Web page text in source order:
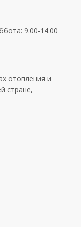
9.00-14.00
отопления и
стране,